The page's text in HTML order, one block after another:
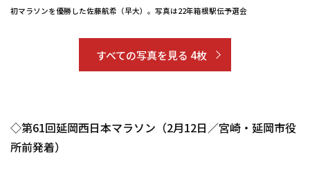
初マラソンを優勝した佐藤航希（早大）。写真は22年箱根駅伝予選会
すべての写真を見る 4枚
◇第61回延岡西日本マラソン（2月12日／宮崎・延岡市役
所前発着）